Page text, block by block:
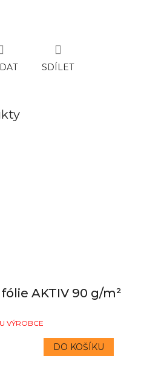
SDÍLET
AKTIV 90 g/m²
VÝROBCE
DO KOŠÍKU